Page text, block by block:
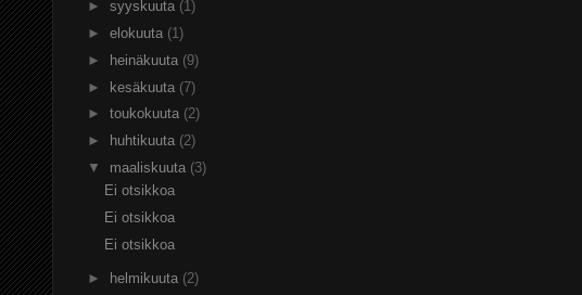
► syyskuuta (1)
► elokuuta (1)
►
heinäkuuta (9)
► kesäkuuta (7)
► toukokuuta (2)
►
huhtikuuta (2)
▼ maaliskuuta (3)
Ei otsikkoa
Ei otsikkoa
Ei otsikkoa
► helmikuuta (2)